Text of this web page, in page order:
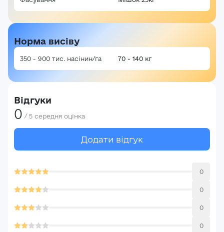
Норма висіву
350 - 900 тис. насінин/га 70 - 140 кг
Відгуки
0 / 5 середня оцінка
Додати відгук
0
0
0
0
Ваші враження*
E-mail*
Пароль*